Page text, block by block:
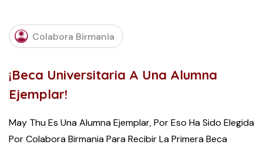
MARCH
16,
2017
Colabora Birmania
¡Beca Universitaria A Una Alumna
Ejemplar!
May Thu Es Una Alumna Ejemplar, Por Eso Ha Sido Elegida
Por Colabora Birmania Para Recibir La Primera Beca